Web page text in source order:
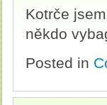
Kotrče
někdo
Posted in